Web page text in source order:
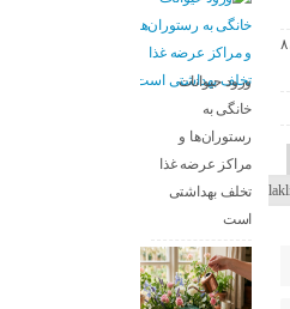
کاسبی خارج‌نشین‌ها با سهمیه اقامت / ۸
ورود حیوانات
خانگی به
رستوران‌ها و
مراکز عرضه غذا
تخلف بهداشتی
است